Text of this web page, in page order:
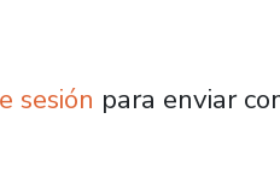
Basadas en canción
sesión para enviar